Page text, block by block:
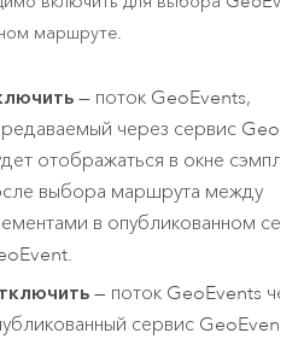
маршруте.
— поток GeoEvents,
через сервис
отображаться в окне
выбора маршрута между
в опубликованном
— поток GeoEvents
сервис GeoEvent